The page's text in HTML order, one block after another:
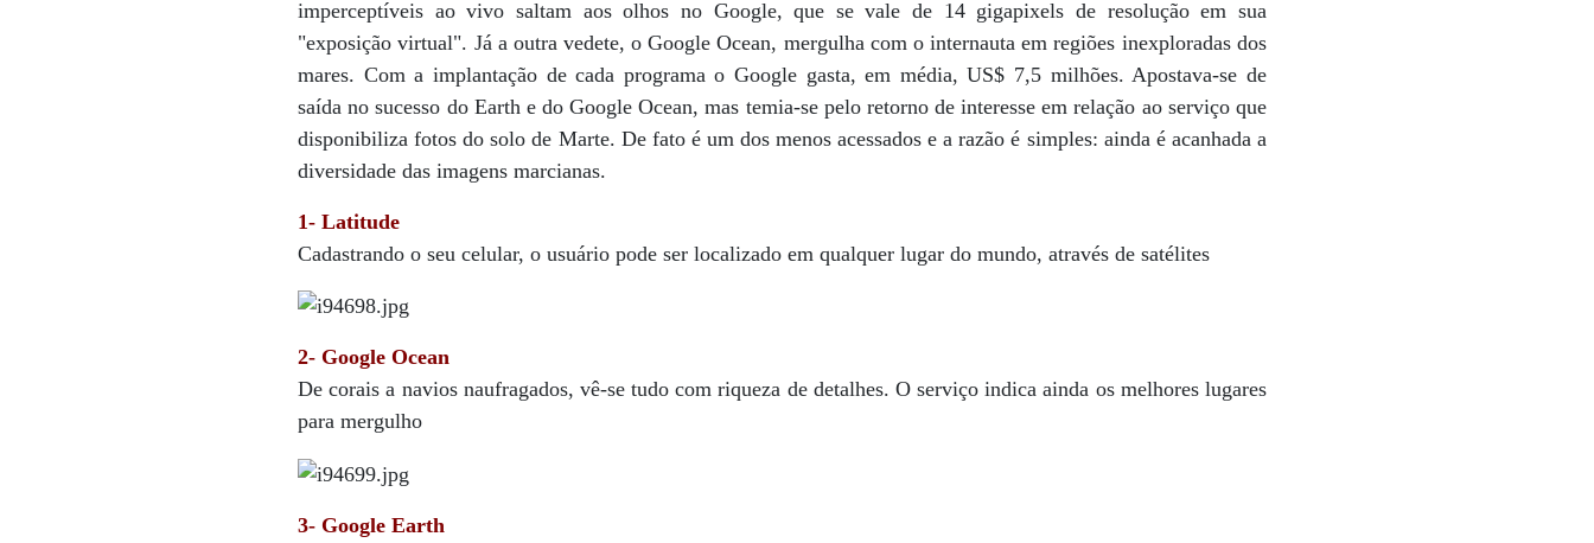
imperceptíveis ao vivo saltam aos olhos no Google, que se vale de 14 gigapixels de resolução em sua
"exposição virtual". Já a outra vedete, o Google Ocean, mergulha com o internauta em regiões inexploradas dos
mares. Com a implantação de cada programa o Google gasta, em média, US$ 7,5 milhões. Apostava-se de
saída no sucesso do Earth e do Google Ocean, mas temia-se pelo retorno de interesse em relação ao serviço que
disponibiliza fotos do solo de Marte. De fato é um dos menos acessados e a razão é simples: ainda é acanhada a
diversidade das imagens marcianas.
1- Latitude
Cadastrando o seu celular, o usuário pode ser localizado em qualquer lugar do mundo, através de satélites
2- Google Ocean
De corais a navios naufragados, vê-se tudo com riqueza de detalhes. O serviço indica ainda os melhores lugares
para mergulho
3- Google Earth